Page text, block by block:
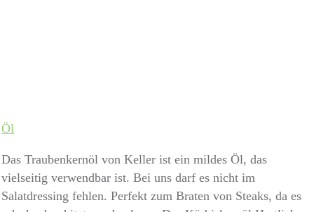
Öl
Das Traubenkernöl von Keller ist ein mildes Öl, das
vielseitig verwendbar ist. Bei uns darf es nicht im
Salatdressing fehlen. Perfekt zum Braten von Steaks, da es